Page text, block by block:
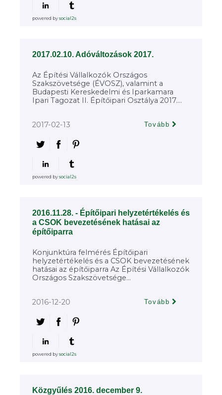
powered bysocial2s
2017.02.10. Adóváltozások 2017.
Az Építési Vállalkozók Országos
Szakszövetsége (ÉVOSZ), valamint a
Budapesti Kereskedelmi és Iparkamara
Ipari Tagozat II. Építőipari Osztálya 2017....
2017-02-13 Tovább
powered bysocial2s
2016.11.28. - Építőipari helyzetértékelés és
a CSOK bevezetésének hatásai az
építőiparra
Konjunktúra felmérés Építőipari
helyzetértékelés és a CSOK bevezetésének
hatásai az építőiparra Az Építési Vállalkozók
Országos Szakszövetsége...
2016-12-20 Tovább
powered bysocial2s
Közgyűlés 2016. december 9.